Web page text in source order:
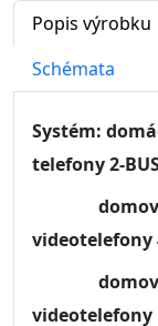
Popis výrobku
Schémata
Systém:
telefony 2-
videotelefony
videotelefony